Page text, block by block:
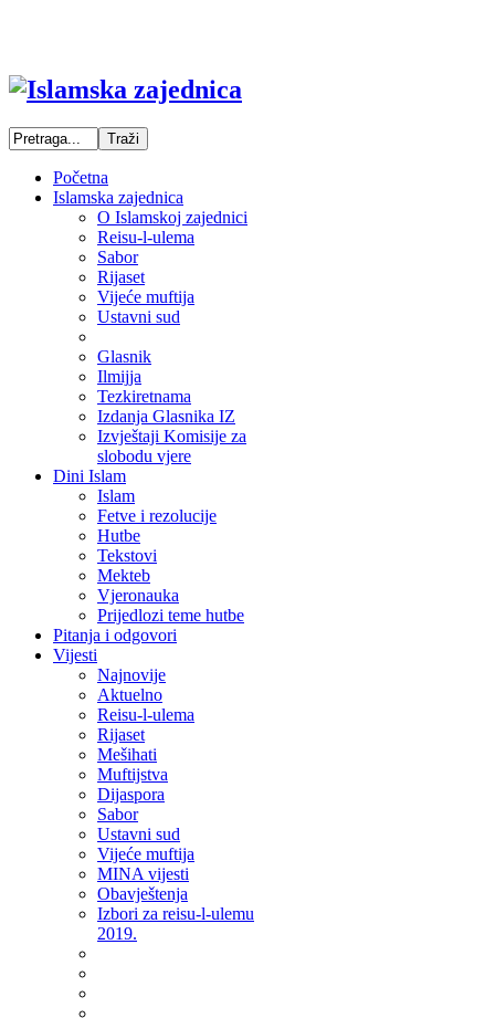
Početna
Islamska zajednica
O Islamskoj zajednici
Reisu-l-ulema
Sabor
Rijaset
Vijeće muftija
Ustavni sud
Glasnik
Ilmijja
Tezkiretnama
Izdanja Glasnika IZ
Izvještaji Komisije za
slobodu vjere
Dini Islam
Islam
Fetve i rezolucije
Hutbe
Tekstovi
Mekteb
Vjeronauka
Prijedlozi teme hutbe
Pitanja i odgovori
Vijesti
Najnovije
Aktuelno
Reisu-l-ulema
Rijaset
Mešihati
Muftijstva
Dijaspora
Sabor
Ustavni sud
Vijeće muftija
MINA vijesti
Obavještenja
Izbori za reisu-l-ulemu
2019.